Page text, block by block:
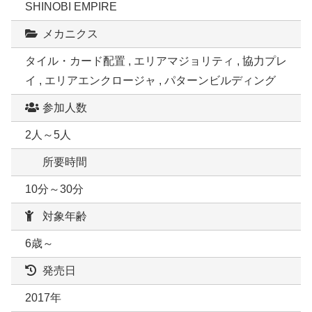
SHINOBI EMPIRE
メカニクス
タイル・カード配置 , エリアマジョリティ , 協力プレ
イ , エリアエンクロージャ , パターンビルディング
参加人数
2人～5人
所要時間
10分～30分
対象年齢
6歳～
発売日
2017年